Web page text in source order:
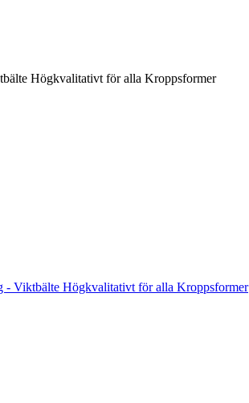
Högkvalitativt för alla Kroppsformer
- Viktbälte Högkvalitativt för alla Kroppsformer